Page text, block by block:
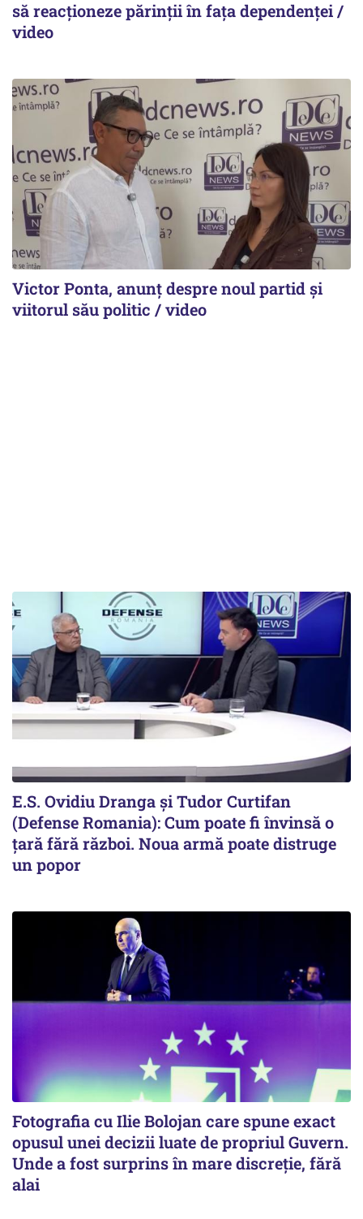
să reacționeze părinții în fața dependenței /
video
Victor Ponta, anunț despre noul partid și
viitorul său politic / video
E.S. Ovidiu Dranga și Tudor Curtifan
(Defense Romania): Cum poate fi învinsă o
țară fără război. Noua armă poate distruge
un popor
Fotografia cu Ilie Bolojan care spune exact
opusul unei decizii luate de propriul Guvern.
Unde a fost surprins în mare discreție, fără
alai